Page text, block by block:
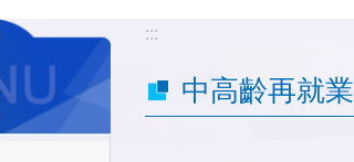
:::
中高齡再就業